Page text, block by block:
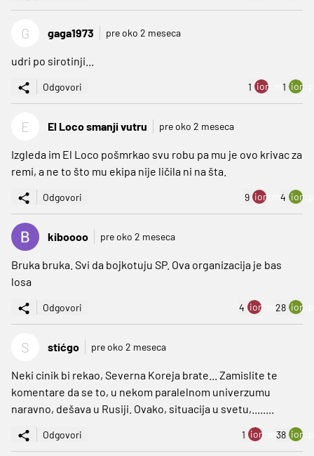
G gaga1973 pre oko 2 meseca
udri po sirotinji...
Odgovori 1 ion:minus
1
E El Loco smanji vutru pre oko 2 meseca
Izgleda im El Loco pošmrkao svu robu pa mu je ovo krivac za
remi, a ne to što mu ekipa nije ličila ni na šta.
Odgovori 9 ion:minus
4
kiboooo pre oko 2 meseca
Bruka bruka. Svi da bojkotuju SP. Ova organizacija je bas
losa
Odgovori 4 ion:minus
28
S stićgo pre oko 2 meseca
Neki cinik bi rekao, Severna Koreja brate... Zamislite te
komentare da se to, u nekom paralelnom univerzumu
naravno, dešava u Rusiji. Ovako, situacija u svetu,........
Odgovori 1 ion:minus
38